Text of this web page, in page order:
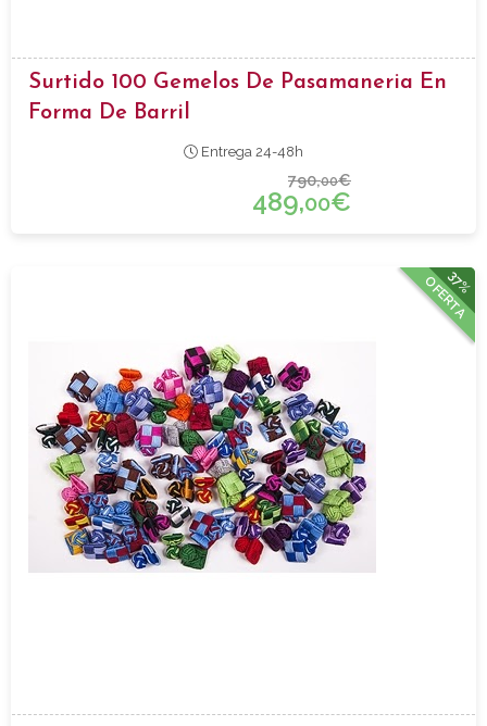
Surtido 100 Gemelos De Pasamaneria En
Forma De Barril
Entrega 24-48h
790,00€
489,00€
37%
OFERTA